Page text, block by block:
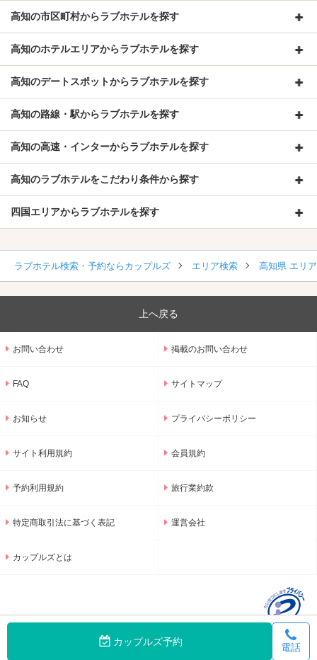
カップルズ予約 電話
高知の市区町村からラブホテルを探す
高知のホテルエリアからラブホテルを探す
高知のデートスポットからラブホテルを探す
高知の路線・駅からラブホテルを探す
高知の高速・インターからラブホテルを探す
高知のラブホテルをこだわり条件から探す
四国エリアからラブホテルを探す
ラブホテル検索・予約ならカップルズ エリア検索 高知県 エリ
上へ戻る
お問い合わせ 掲載のお問い合わせ
FAQ サイトマップ
お知らせ プライバシーポリシー
サイト利用規約 会員規約
予約利用規約 旅行業約款
特定商取引法に基づく表記 運営会社
カップルズとは